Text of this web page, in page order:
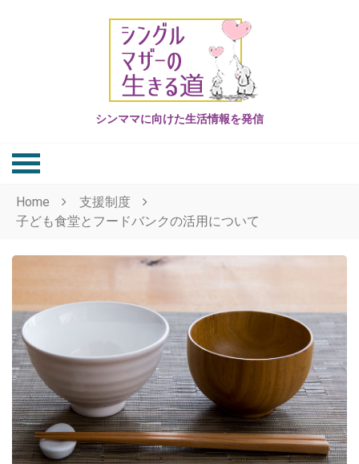
シンママに向けた生活情報を発信
Home
支援制度
子ども食堂とフードバンクの活用について